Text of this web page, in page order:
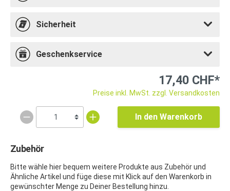
Sicherheit
Geschenkservice
17,40 CHF*
Preise inkl. MwSt. zzgl. Versandkosten
In den Warenkorb
Zubehör
Bitte wähle hier bequem weitere Produkte aus Zubehör und
Ähnliche Artikel und füge diese mit Klick auf den Warenkorb in
gewünschter Menge zu Deiner Bestellung hinzu.